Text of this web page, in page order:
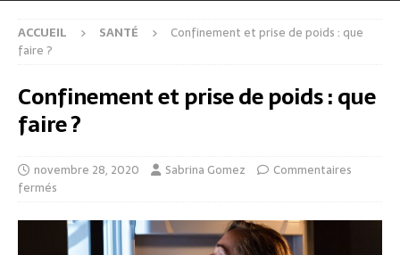
ACCUEIL SANTÉ
Confinement et prise de poids : que
faire ?
Confinement et prise de poids : que
faire ?
novembre 28, 2020 Sabrina Gomez
Commentaires
fermés